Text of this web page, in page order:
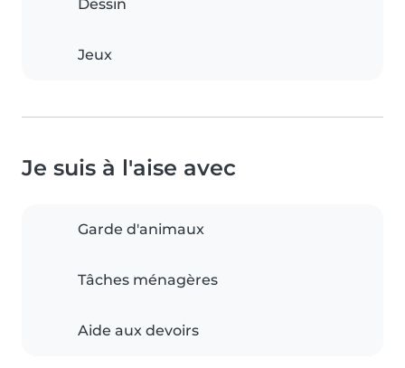
Dessin
Jeux
Je suis à l'aise avec
Garde d'animaux
Tâches ménagères
Aide aux devoirs